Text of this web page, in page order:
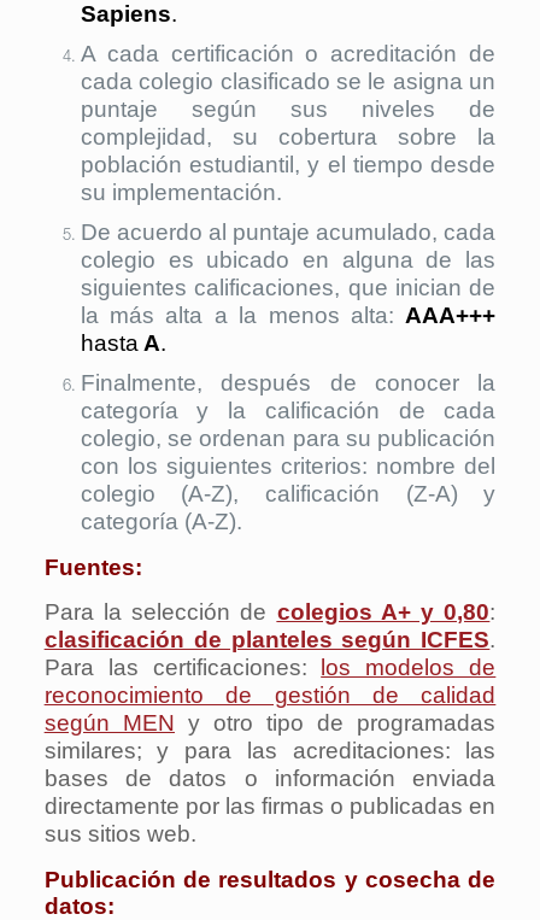
Sapiens.
A cada certificación o acreditación de
cada colegio clasificado se le asigna un
puntaje según sus niveles de
complejidad, su cobertura sobre la
población estudiantil, y el tiempo desde
su implementación.
De acuerdo al puntaje acumulado, cada
colegio es ubicado en alguna de las
siguientes calificaciones, que inician de
la más alta a la menos alta: AAA+++
hasta A.
Finalmente, después de conocer la
categoría y la calificación de cada
colegio, se ordenan para su publicación
con los siguientes criterios: nombre del
colegio (A-Z), calificación (Z-A) y
categoría (A-Z).
Fuentes:
Para la selección de colegios A+ y 0,80:
clasificación de planteles según ICFES.
Para las certificaciones:
los modelos de
reconocimiento de gestión de calidad
según MEN y otro tipo de programadas
similares; y para las acreditaciones: las
bases de datos o información enviada
directamente por las firmas o publicadas en
sus sitios web.
Publicación de resultados y cosecha de
datos: